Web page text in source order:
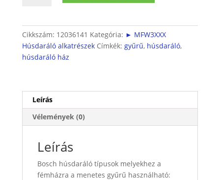
Cikkszám: 12036141 Kategória: ► MFW3XXX
Húsdaráló alkatrészek Címkék: gyűrű, húsdaráló,
húsdaráló ház
Leírás
Vélemények (0)
Leírás
Bosch húsdaráló típusok melyekhez a
fémházra a menetes gyűrű használható: